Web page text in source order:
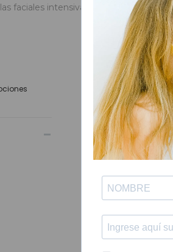
faciales intensivas y cuidados
CANTABRIA